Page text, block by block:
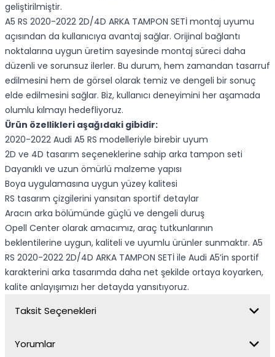
geliştirilmiştir.
A5 RS 2020-2022 2D/4D ARKA TAMPON SETİ montaj uyumu
açısından da kullanıcıya avantaj sağlar. Orijinal bağlantı
noktalarına uygun üretim sayesinde montaj süreci daha
düzenli ve sorunsuz ilerler. Bu durum, hem zamandan tasarruf
edilmesini hem de görsel olarak temiz ve dengeli bir sonuç
elde edilmesini sağlar. Biz, kullanıcı deneyimini her aşamada
olumlu kılmayı hedefliyoruz.
Ürün özellikleri aşağıdaki gibidir:
2020-2022 Audi A5 RS modelleriyle birebir uyum
2D ve 4D tasarım seçeneklerine sahip arka tampon seti
Dayanıklı ve uzun ömürlü malzeme yapısı
Boya uygulamasına uygun yüzey kalitesi
RS tasarım çizgilerini yansıtan sportif detaylar
Aracın arka bölümünde güçlü ve dengeli duruş
Opell Center olarak amacımız, araç tutkunlarının
beklentilerine uygun, kaliteli ve uyumlu ürünler sunmaktır. A5
RS 2020-2022 2D/4D ARKA TAMPON SETİ ile Audi A5’in sportif
karakterini arka tasarımda daha net şekilde ortaya koyarken,
kalite anlayışımızı her detayda yansıtıyoruz.
Taksit Seçenekleri
Yorumlar